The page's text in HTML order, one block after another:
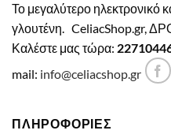
Το μεγαλύτερο ηλεκτρονικό
γλουτένη. CeliacShop.gr,
Καλέστε μας τώρα:
mail: info@celiacshop.gr
ΠΛΗΡΟΦΟΡΙΕΣ